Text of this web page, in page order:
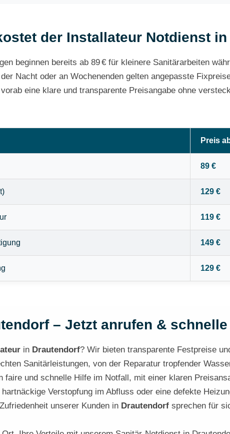
der Installateur Notdienst
beginnen bereits ab 89 € für kleinere Sanitärarbeiten
Nacht oder an Wochenenden gelten angepasste
eine klare und transparente Preisangabe ohne
Preis
89 €
129 €
119 €
149 €
129 €
– Jetzt anrufen &
in Drautendorf? Wir bieten transparente Festpreise
Sanitärleistungen, von der Reparatur tropfender
und schnelle Hilfe im Notfall, mit einer klaren
Verstopfung im Abfluss oder eine defekte
unserer Kunden in Drautendorf sprechen für